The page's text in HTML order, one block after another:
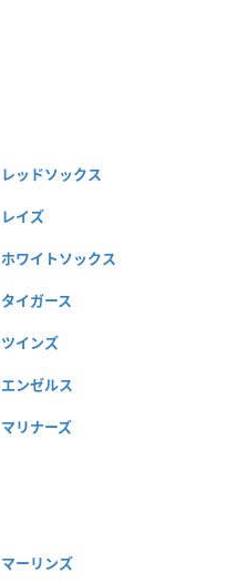
レッドソックス
レイズ
ホワイトソックス
タイガース
ツインズ
エンゼルス
マリナーズ
マーリンズ